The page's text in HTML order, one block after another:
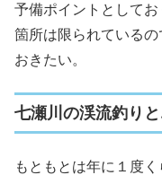
予備ポイントとして
箇所は限られている
おきたい。
七瀬川の渓流釣り
もともとは年に１度